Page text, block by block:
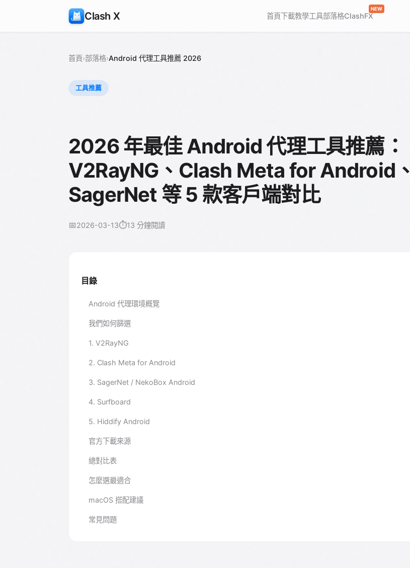
Clash X 首頁下載教學工具部落格ClashFX
NEW
首頁›部落格›Android 代理工具推薦 2026
工具推薦
2026 年最佳 Android 代理工具推薦：
V2RayNG、Clash Meta for Android、
SagerNet 等 5 款客戶端對比
📅2026-03-13⏱️13 分鐘閱讀
目錄
Android 代理環境概覽
我們如何篩選
1. V2RayNG
2. Clash Meta for Android
3. SagerNet / NekoBox Android
4. Surfboard
5. Hiddify Android
官方下載來源
總對比表
怎麼選最適合
macOS 搭配建議
常見問題